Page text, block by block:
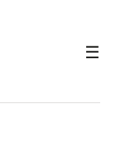
barcos de pesca?